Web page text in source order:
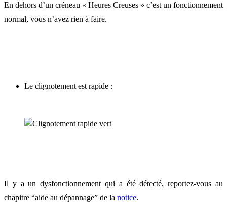
En dehors d’un créneau « Heures Creuses » c’est un fonctionnement
normal, vous n’avez rien à faire.
Le clignotement est rapide :
Il y a un dysfonctionnement qui a été détecté, reportez-vous au
chapitre “aide au dépannage” de la notice.